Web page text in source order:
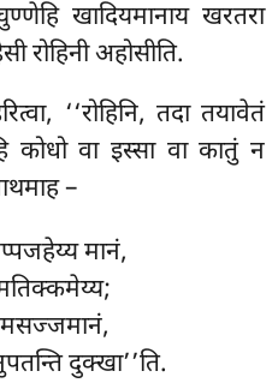
खादियमानाय खरतरा
रोहिनी अहोसीति.
‘‘रोहिनि, तदा तयावेतं
कोधो वा इस्सा वा कातुं न
–
मानं,
दुक्खा’’ति.